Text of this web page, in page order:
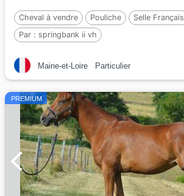
Cheval à vendre Pouliche Selle Français
Par : springbank ii vh
Maine-et-Loire Particulier
PREMIUM